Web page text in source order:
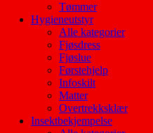
Tømmer
Hygieneutstyr
Alle kategorier
Fjøsdress
Fjøslue
Førstehjelp
Infoskilt
Matter
Overtrekksklær
Insektbekjempelse